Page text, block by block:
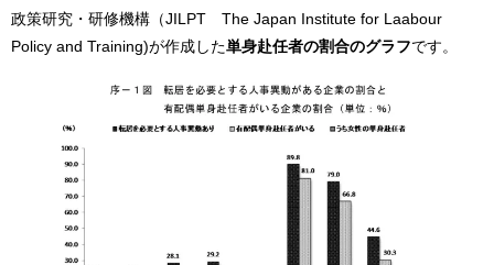
政策研究・研修機構（JILPT The Japan Institute for Laabour
Policy and Training)が作成した 単身赴任者の割合のグラフです。